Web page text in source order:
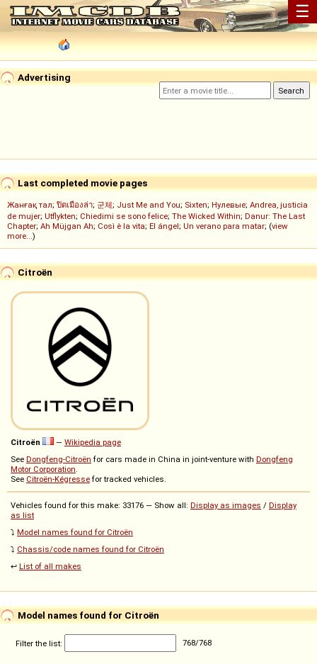
☰
Advertising
Last completed movie pages
Жанғақ тал; ปิดเมืองล่า; 군체; Just Me and You; Sixten; Нулевые; Andrea, justicia
de mujer; Utflykten; Chiedimi se sono felice; The Wicked Within; Danur: The Last
Chapter; Ah Müjgan Ah; Così è la vita; El ángel; Un verano para matar; (view
more...)
Citroën
Citroën — Wikipedia page
See Dongfeng-Citroën for cars made in China in joint-venture with Dongfeng
Motor Corporation
See Citroën-Kégresse for tracked vehicles.
Vehicles found for this make: 33176 — Show all: Display as images / Display
as list
⤵️ Model names found for Citroën
⤵️ Chassis/code names found for Citroën
↩️ List of all makes
Model names found for Citroën
Filter the list: 768/768